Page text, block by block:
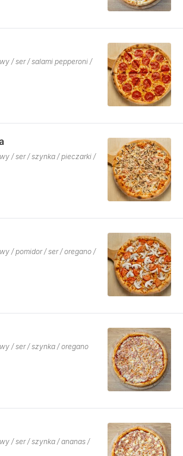
/ ser / salami pepperoni /
/ ser / szynka / pieczarki /
/ pomidor / ser / oregano /
/ ser / szynka / oregano
/ ser / szynka / ananas /